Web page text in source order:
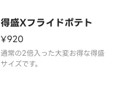
得盛Xフライドポテト
¥920
通常の2倍入った大変お得な得盛
サイズです。